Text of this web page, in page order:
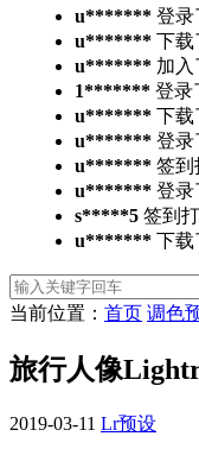
u******* 登录
u******* 下载
u******* 加入
1******* 登录
u******* 下载
u******* 登录
u******* 签到
u******* 登录
s*****5 签到
u******* 下载
当前位置： 首页 调色
旅行人像
2019-03-11 Lr预设